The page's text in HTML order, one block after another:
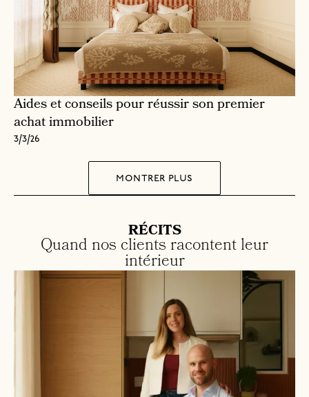
Aides et conseils pour réussir son premier
achat immobilier
3/3/26
montrer plus
RÉCITS
Quand nos clients racontent leur
intérieur